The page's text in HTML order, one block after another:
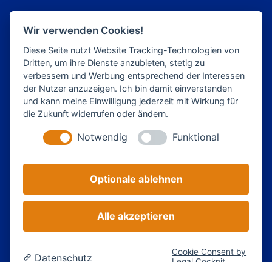
Impressum
Datenschutz
Schwerpunkte
HNC Human Neuro Cybrainetics
Stoffwechselprogramm
© Naturheilkunde Margit Rieder, München
Wir verwenden Cookies!
Diese Seite nutzt Website Tracking-Technologien von
Dritten, um ihre Dienste anzubieten, stetig zu
verbessern und Werbung entsprechend der Interessen
der Nutzer anzuzeigen. Ich bin damit einverstanden
und kann meine Einwilligung jederzeit mit Wirkung für
die Zukunft widerrufen oder ändern.
Notwendig Funktional
Optionale ablehnen
Alle akzeptieren
Datenschutz
Cookie Consent by